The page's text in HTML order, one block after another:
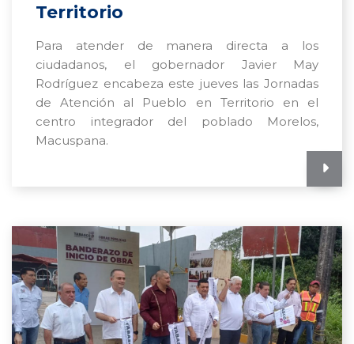
Territorio
Para atender de manera directa a los
ciudadanos, el gobernador Javier May
Rodríguez encabeza este jueves las Jornadas
de Atención al Pueblo en Territorio en el
centro integrador del poblado Morelos,
Macuspana.